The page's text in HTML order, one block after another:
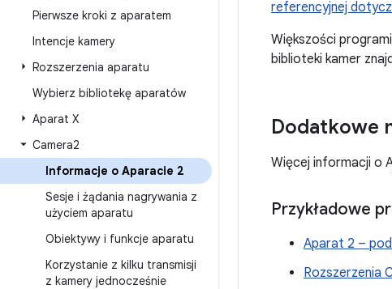
Pierwsze kroki z aparatem
Intencje kamery
Rozszerzenia aparatu
Wybierz bibliotekę aparatów
Aparat X
Camera2
Informacje o Aparacie 2
Sesje i żądania nagrywania z
użyciem aparatu
Obiektywy i funkcje aparatu
Korzystanie z kilku transmisji
z kamery jednocześnie
referencyjnej
Większości
biblioteki kamer
Dodatkowe
Więcej informacji o
Przykładowe
Aparat 2 –
Rozszerzenia